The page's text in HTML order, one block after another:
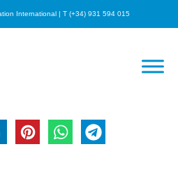
International | T (+34) 931 594 015